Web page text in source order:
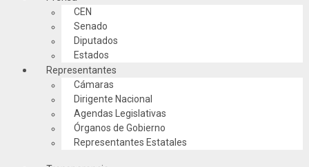
CEN
Senado
Diputados
Estados
Representantes
Cámaras
Dirigente Nacional
Agendas Legislativas
Órganos de Gobierno
Representantes Estatales